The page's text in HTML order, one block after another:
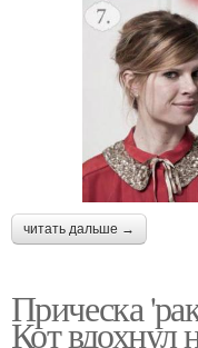
читать дальше →
Прическа
Кот вдохнул